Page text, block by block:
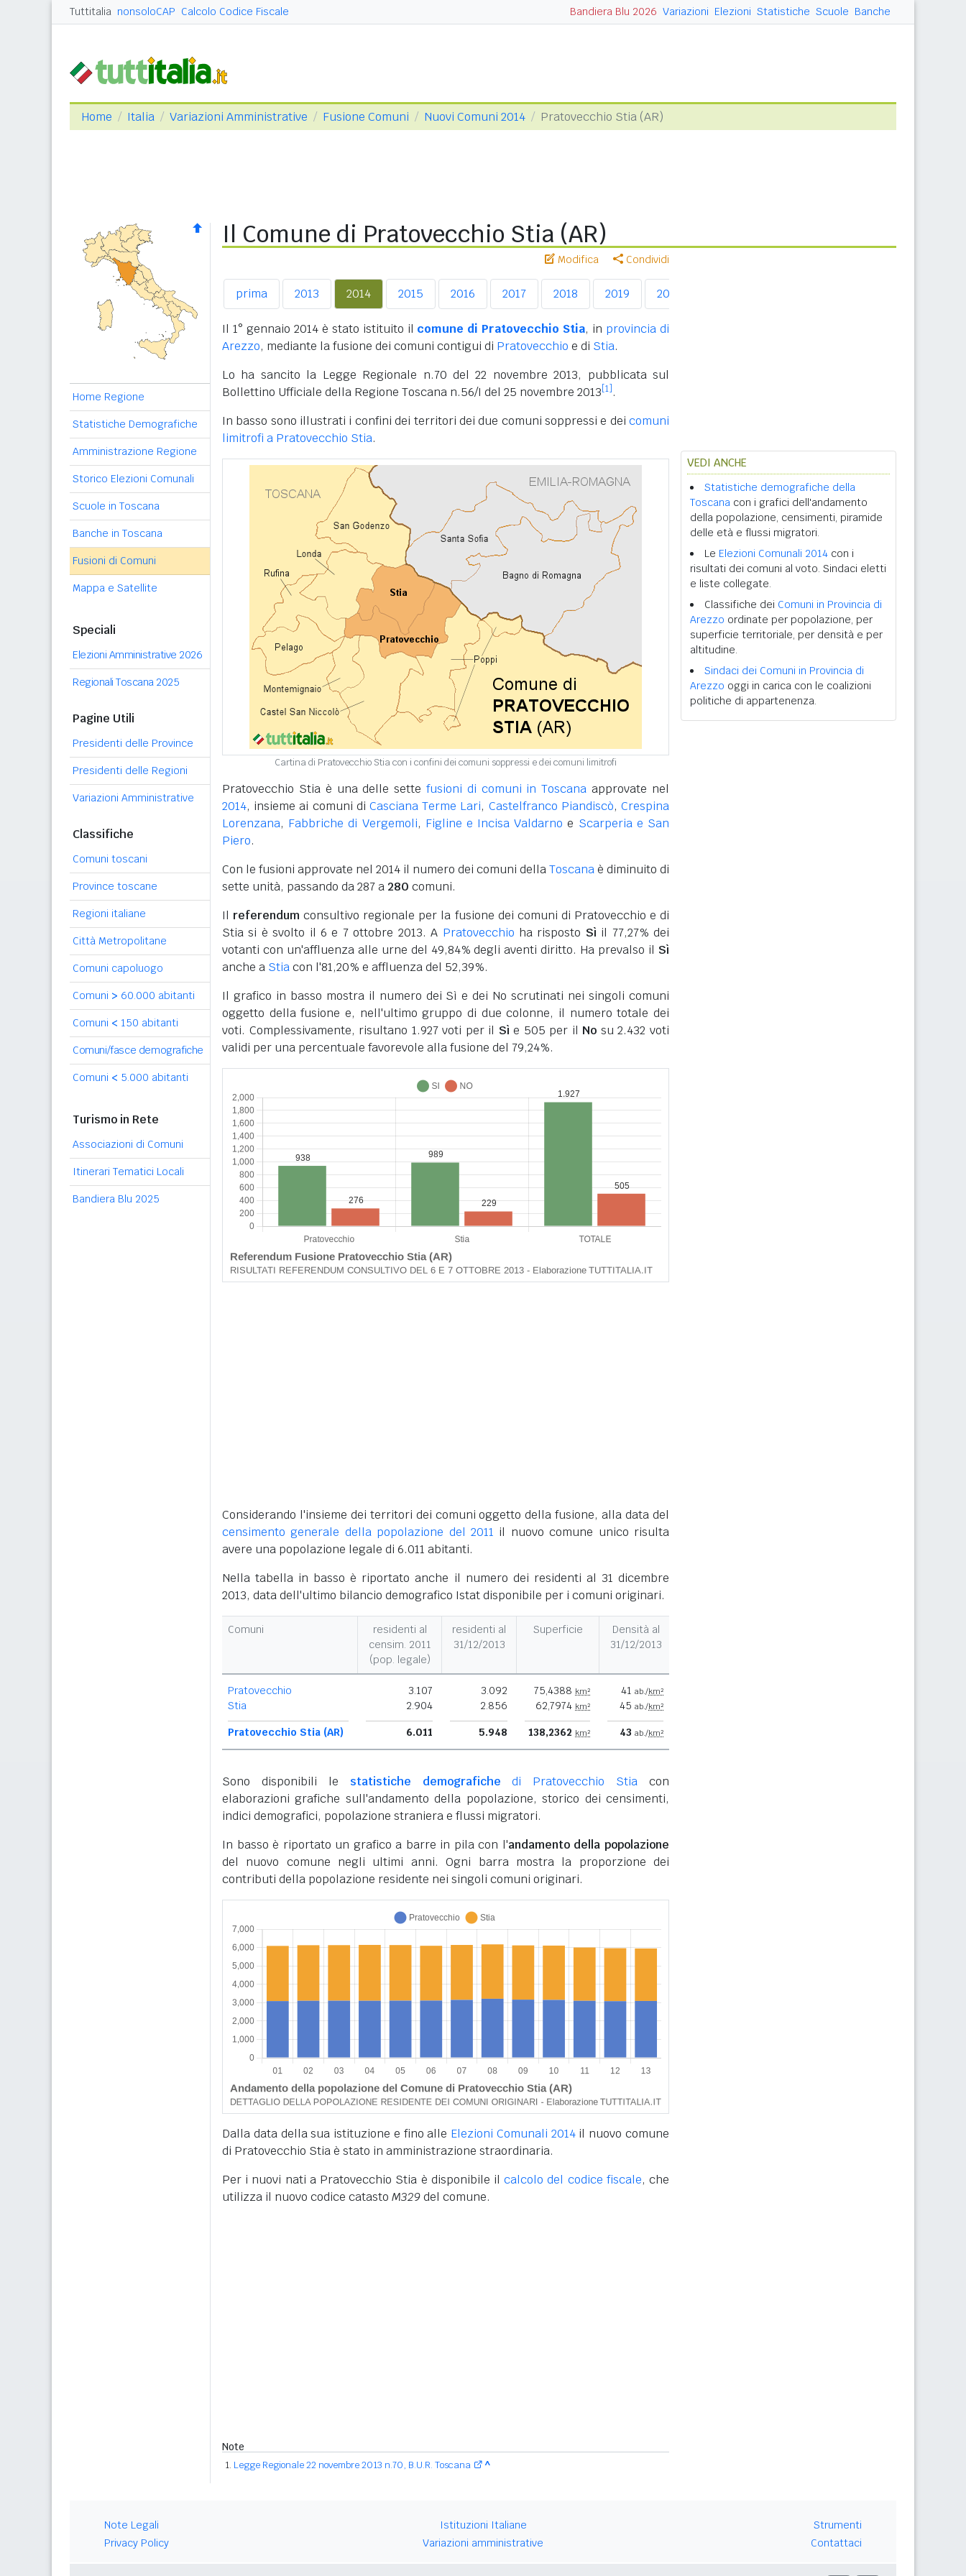
Tuttitalia nonsoloCAP Calcolo Codice Fiscale Bandiera Blu 2026 Variazioni Elezioni Statistiche Scuole Banche
Home Italia Variazioni Amministrative Fusione Comuni Nuovi Comuni 2014 Pratovecchio Stia (AR)
Home Regione
Statistiche Demografiche
Amministrazione Regione
Storico Elezioni Comunali
Scuole in Toscana
Banche in Toscana
Fusioni di Comuni
Mappa e Satellite
Speciali
Elezioni Amministrative 2026
Regionali Toscana 2025
Pagine Utili
Presidenti delle Province
Presidenti delle Regioni
Variazioni Amministrative
Classifiche
Comuni toscani
Province toscane
Regioni italiane
Città Metropolitane
Comuni capoluogo
Comuni > 60.000 abitanti
Comuni < 150 abitanti
Comuni/fasce demografiche
Comuni < 5.000 abitanti
Turismo in Rete
Associazioni di Comuni
Itinerari Tematici Locali
Bandiera Blu 2025
Il Comune di Pratovecchio Stia (AR)
Modifica Condividi
prima 2013 2014 2015 2016 2017 2018 2019 2020
Il 1° gennaio 2014 è stato istituito il comune di Pratovecchio Stia, in provincia di
Arezzo, mediante la fusione dei comuni contigui di Pratovecchio e di Stia.
Lo ha sancito la Legge Regionale n.70 del 22 novembre 2013, pubblicata sul
Bollettino Ufficiale della Regione Toscana n.56/I del 25 novembre 2013 [1] .
In basso sono illustrati i confini dei territori dei due comuni soppressi e dei comuni
limitrofi a Pratovecchio Stia.
Cartina di Pratovecchio Stia con i confini dei comuni soppressi e dei comuni limitrofi
Pratovecchio Stia è una delle sette fusioni di comuni in Toscana approvate nel
2014, insieme ai comuni di Casciana Terme Lari, Castelfranco Piandiscò,Crespina
Lorenzana, Fabbriche di Vergemoli, Figline e Incisa Valdarno e Scarperia e San
Piero.
Con le fusioni approvate nel 2014 il numero dei comuni dellaToscanaè diminuito di
sette unità, passando da 287 a 280 comuni.
Il referendum consultivo regionale per la fusione dei comuni di Pratovecchio e di
Stia si è svolto il 6 e 7 ottobre 2013. A Pratovecchio ha risposto Sì il 77,27% dei
votanti con un'affluenza alle urne del 49,84% degli aventi diritto. Ha prevalso il Sì
anche a Stiacon l'81,20% e affluenza del 52,39%.
Il grafico in basso mostra il numero dei Sì e dei No scrutinati nei singoli comuni
oggetto della fusione e, nell'ultimo gruppo di due colonne, il numero totale dei
voti. Complessivamente, risultano 1.927 voti per il Sì e 505 per il No su 2.432 voti
validi per una percentuale favorevole alla fusione del 79,24%.
Considerando l'insieme dei territori dei comuni oggetto della fusione, alla data del
censimento generale della popolazione del 2011 il nuovo comune unico risulta
avere una popolazione legale di 6.011 abitanti.
Nella tabella in basso è riportato anche il numero dei residenti al 31 dicembre
2013, data dell'ultimo bilancio demografico Istat disponibile per i comuni originari.
Comuni
residenti al
censim. 2011
(pop. legale)
residenti al
31/12/2013
Superficie
Densità al
31/12/2013
Pratovecchio
Stia
Pratovecchio Stia (AR)
3.107
2.904
6.011
3.092
2.856
5.948
75,4388 km²
62,7974 km²
138,2362 km²
41 ab./km²
45 ab./km²
43 ab./km²
Sono disponibili le statistiche demografiche di Pratovecchio Stia con
elaborazioni grafiche sull'andamento della popolazione, storico dei censimenti,
indici demografici, popolazione straniera e flussi migratori.
In basso è riportato un grafico a barre in pila con l'andamento della popolazione
del nuovo comune negli ultimi anni. Ogni barra mostra la proporzione dei
contributi della popolazione residente nei singoli comuni originari.
Dalla data della sua istituzione e fino alle Elezioni Comunali 2014il nuovo comune
di Pratovecchio Stia è stato in amministrazione straordinaria.
Per i nuovi nati a Pratovecchio Stia è disponibile ilcalcolo del codice fiscale, che
utilizza il nuovo codice catasto M329del comune.
Note
Legge Regionale 22 novembre 2013 n.70, B.U.R. Toscana ^
VEDI ANCHE
Statistiche demografiche della
Toscana con i grafici dell'andamento
della popolazione, censimenti, piramide
delle età e flussi migratori.
Le Elezioni Comunali 2014 con i
risultati dei comuni al voto. Sindaci eletti
e liste collegate.
Classifiche dei Comuni in Provincia di
Arezzo ordinate per popolazione, per
superficie territoriale, per densità e per
altitudine.
Sindaci dei Comuni in Provincia di
Arezzo oggi in carica con le coalizioni
politiche di appartenenza.
Note Legali
Privacy Policy
Istituzioni Italiane
Variazioni amministrative
Strumenti
Contattaci